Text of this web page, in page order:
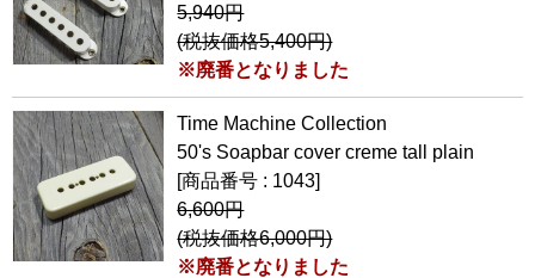
5,940円
(税抜価格5,400円)
※廃番となりました
Time Machine Collection
50's Soapbar cover creme tall plain
[商品番号 : 1043]
6,600円
(税抜価格6,000円)
※廃番となりました